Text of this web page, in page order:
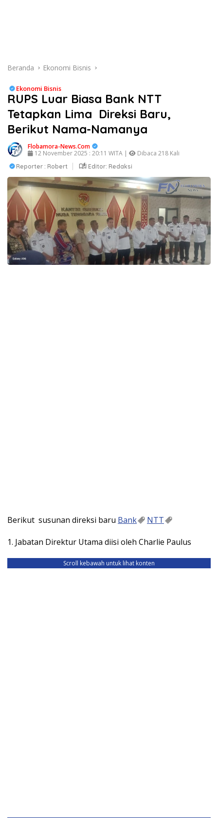
Beranda Ekonomi Bisnis
Ekonomi Bisnis
RUPS Luar Biasa Bank NTT
Tetapkan Lima Direksi Baru,
Berikut Nama-Namanya
Flobamora-News.Com
12 November 2025 : 20:11 WITA |
Dibaca 218 Kali
Reporter : Robert Editor: Redaksi
Berikut susunan direksi baru Bank NTT
1. Jabatan Direktur Utama diisi oleh Charlie Paulus
Scroll kebawah untuk lihat konten